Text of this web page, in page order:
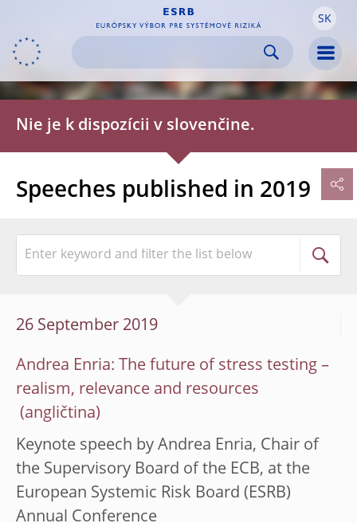
Skip to
navigation
Skip to
content
Skip to
footer SK
Nie je k dispozícii v slovenčine.
Speeches published in 2019
26 September 2019
Andrea Enria: The future of stress testing –
realism, relevance and resources
Keynote speech by Andrea Enria, Chair of
the Supervisory Board of the ECB, at the
European Systemic Risk Board (ESRB)
Annual Conference